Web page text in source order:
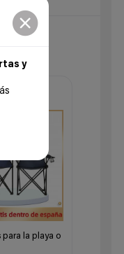
y
para la playa o